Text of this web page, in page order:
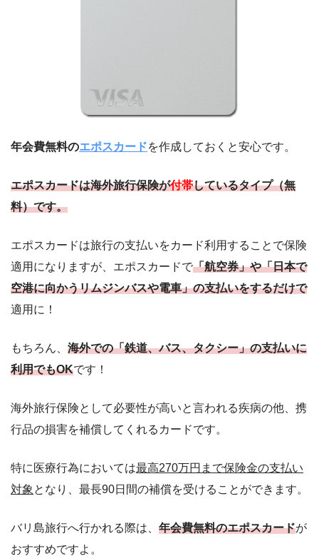
年会費無料のエポスカードを作成しておくと安心です。
エポスカードは海外旅行保険が付帯しているタイプ（無
料）です。
エポスカードは旅行の支払いをカード利用することで保険
適用になりますが、エポスカードで「航空券」や「日本で
空港に向かうリムジンバスや電車」の支払いをするだけで
適用に！
もちろん、 海外での「鉄道、バス、タクシー」の支払いに
利用でもOKです！
海外旅行保険として必要性が高いと言われる疾病の他、携
行品の損害を補償してくれるカードです。
特に医療行為においては最高270万円まで保険金の支払い
対象 となり、最長90日間の補償を受けることができます。
バリ島旅行へ行かれる際は、 年会費無料のエポスカードが
おすすめですよ。